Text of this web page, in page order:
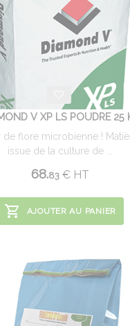
V XP LS POUDRE 25
de flore microbienne !
issue de la culture de ...
68.83 € HT
AJOUTER AU PANIER